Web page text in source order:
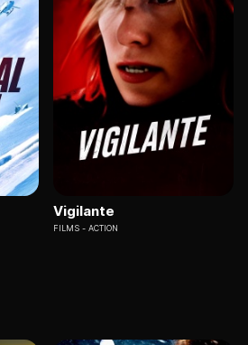
Vigilante
FILMS ACTION